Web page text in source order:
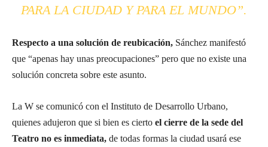
PARA LA CIUDAD Y PARA EL MUNDO”.
Respecto a una solución de reubicación, Sánchez manifestó
que “apenas hay unas preocupaciones” pero que no existe una
solución concreta sobre este asunto.
La W se comunicó con el Instituto de Desarrollo Urbano,
quienes adujeron que si bien es cierto el cierre de la sede del
Teatro no es inmediata, de todas formas la ciudad usará ese